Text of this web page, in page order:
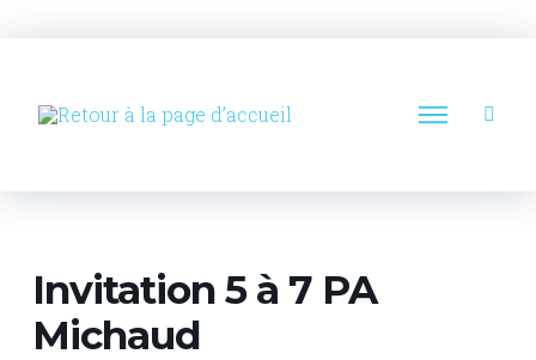
Invitation 5 à 7 PA
Michaud